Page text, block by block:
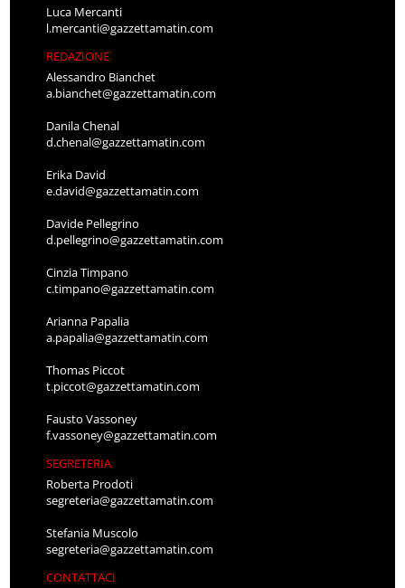
Luca Mercanti
l.mercanti@gazzettamatin.com
REDAZIONE
Alessandro Bianchet
a.bianchet@gazzettamatin.com
Danila Chenal
d.chenal@gazzettamatin.com
Erika David
e.david@gazzettamatin.com
Davide Pellegrino
d.pellegrino@gazzettamatin.com
Cinzia Timpano
c.timpano@gazzettamatin.com
Arianna Papalia
a.papalia@gazzettamatin.com
Thomas Piccot
t.piccot@gazzettamatin.com
Fausto Vassoney
f.vassoney@gazzettamatin.com
SEGRETERIA
Roberta Prodoti
segreteria@gazzettamatin.com
Stefania Muscolo
segreteria@gazzettamatin.com
CONTATTACI